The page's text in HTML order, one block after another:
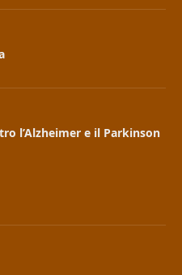
l’Alzheimer e il Parkinson